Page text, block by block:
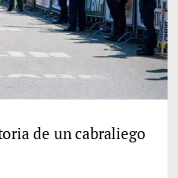
de un cabraliego